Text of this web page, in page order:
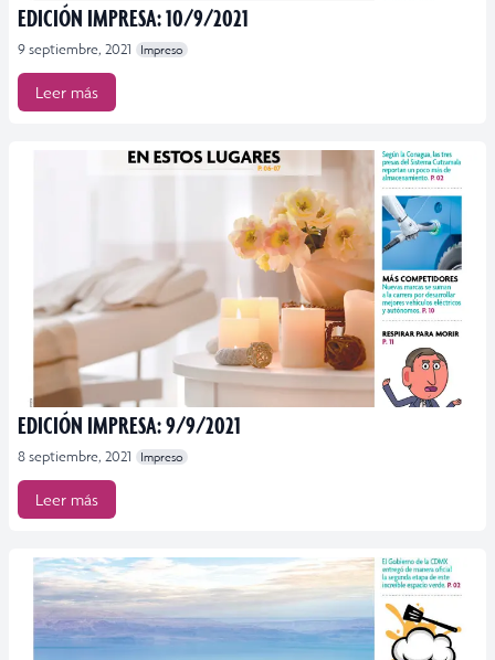
EDICIÓN IMPRESA: 10/9/2021
9 septiembre, 2021 Impreso
Leer más
EDICIÓN IMPRESA: 9/9/2021
8 septiembre, 2021 Impreso
Leer más